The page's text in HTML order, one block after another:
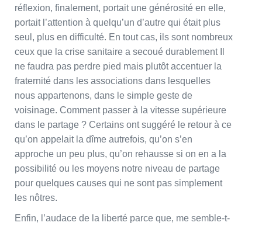
réflexion, finalement, portait une générosité en elle,
portait l’attention à quelqu’un d’autre qui était plus
seul, plus en difficulté. En tout cas, ils sont nombreux
ceux que la crise sanitaire a secoué durablement Il
ne faudra pas perdre pied mais plutôt accentuer la
fraternité dans les associations dans lesquelles
nous appartenons, dans le simple geste de
voisinage. Comment passer à la vitesse supérieure
dans le partage ? Certains ont suggéré le retour à ce
qu’on appelait la dîme autrefois, qu’on s’en
approche un peu plus, qu’on rehausse si on en a la
possibilité ou les moyens notre niveau de partage
pour quelques causes qui ne sont pas simplement
les nôtres.
Enfin, l’audace de la liberté parce que, me semble-t-